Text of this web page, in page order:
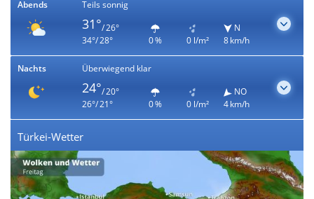
Abends Teils sonnig
31°/ 26°
34°/ 28°
0 % 0 l/m²
N
8 km/h
Nachts Überwiegend klar
24°/ 20°
26°/ 21°
0 % 0 l/m²
NO
4 km/h
Türkei-Wetter